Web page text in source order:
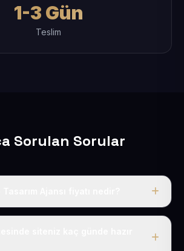
1-3 Gün
Teslim
Sorulan Sorular
yıllık 50 USD + KDV. Bu bedele alan